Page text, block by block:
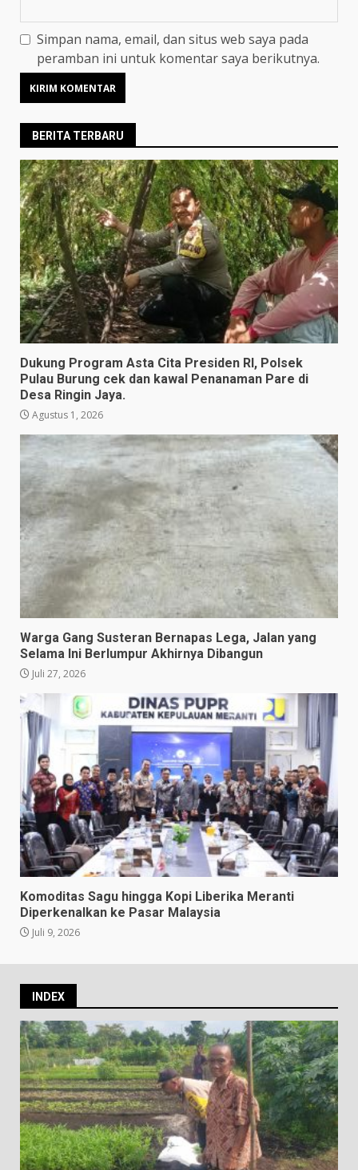
Simpan nama, email, dan situs web saya pada
peramban ini untuk komentar saya berikutnya.
BERITA TERBARU
Dukung Program Asta Cita Presiden RI, Polsek
Pulau Burung cek dan kawal Penanaman Pare di
Desa Ringin Jaya.
Agustus 1, 2026
Warga Gang Susteran Bernapas Lega, Jalan yang
Selama Ini Berlumpur Akhirnya Dibangun
Juli 27, 2026
Komoditas Sagu hingga Kopi Liberika Meranti
Diperkenalkan ke Pasar Malaysia
Juli 9, 2026
INDEX